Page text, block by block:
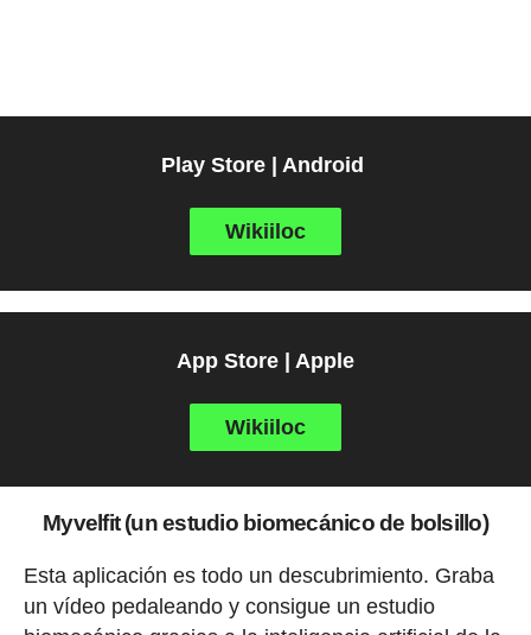
Play Store | Android
Wikiiloc
App Store | Apple
Wikiiloc
Myvelfit (un estudio biomecánico de bolsillo)
Esta aplicación es todo un descubrimiento. Graba
un vídeo pedaleando y consigue un estudio